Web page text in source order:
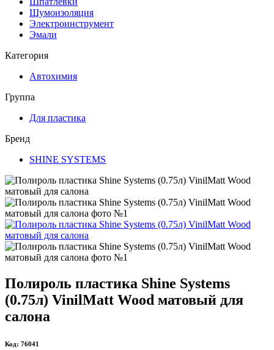
Шумоизоляция
Электроинструмент
Эмали
Категория
Автохимия
Группа
Для пластика
Бренд
SHINE SYSTEMS
Полироль пластика Shine Systems
(0.75л) VinilMatt Wood матовый для
салона
Код: 76041